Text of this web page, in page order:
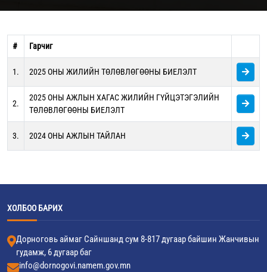
# Гарчиг
1. 2025 ОНЫ ЖИЛИЙН ТӨЛӨВЛӨГӨӨНЫ БИЕЛЭЛТ
2.
2025 ОНЫ АЖЛЫН ХАГАС ЖИЛИЙН ГҮЙЦЭТЭГЭЛИЙН
ТӨЛӨВЛӨГӨӨНЫ БИЕЛЭЛТ
3. 2024 ОНЫ АЖЛЫН ТАЙЛАН
ХОЛБОО БАРИХ
Дорноговь аймаг Сайншанд сум 8-817 дугаар байшин Жанчивын
гудамж, 6 дугаар баг
info@dornogovi.namem.gov.mn